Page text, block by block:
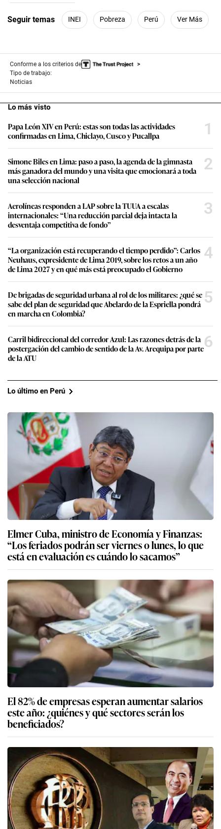
minutes,
9
Seguir temas INEI Pobreza Perú Ver Más
Conforme a los criterios de
Tipo de trabajo:
Noticias
Lo más visto
Papa León XIV en Perú: estas son todas las actividades
confirmadas en Lima, Chiclayo, Cusco y Pucallpa
1
Simone Biles en Lima: paso a paso, la agenda de la gimnasta
más ganadora del mundo y una visita que emocionará a toda
una selección nacional
2
Aerolíneas responden a LAP sobre la TUUA a escalas
internacionales: “Una reducción parcial deja intacta la
desventaja competitiva de fondo”
3
“La organización está recuperando el tiempo perdido”: Carlos
Neuhaus, expresidente de Lima 2019, sobre los retos a un año
de Lima 2027 y en qué más está preocupado el Gobierno
4
De brigadas de seguridad urbana al rol de los militares: ¿qué se
sabe del plan de seguridad que Abelardo de la Espriella pondrá
en marcha en Colombia?
5
Carril bidireccional del corredor Azul: Las razones detrás de la
postergación del cambio de sentido de la Av. Arequipa por parte
de la ATU
6
Lo último en Perú
Elmer Cuba, ministro de Economía y Finanzas:
“Los feriados podrán ser viernes o lunes, lo que
está en evaluación es cuándo lo sacamos”
El 82% de empresas esperan aumentar salarios
este año: ¿quiénes y qué sectores serán los
beneficiados?